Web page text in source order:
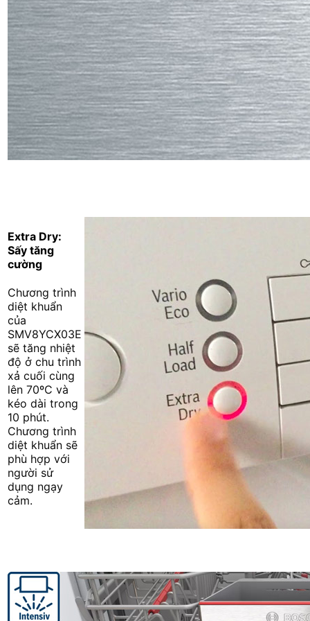
Extra Dry:
Sấy tăng
cường
Chương trình
diệt khuẩn
của
SMV8YCX03E
sẽ tăng nhiệt
độ ở chu trình
xả cuối cùng
lên 70ºC và
kéo dài trong
10 phút.
Chương trình
diệt khuẩn sẽ
phù hợp với
người sử
dụng ngạy
cảm.